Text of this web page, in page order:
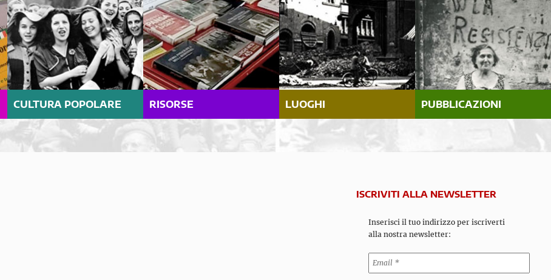
CULTURA POPOLARE RISORSE LUOGHI PUBBLICAZIONI
ISCRIVITI ALLA NEWSLETTER
Inserisci il tuo indirizzo per iscriverti
alla nostra newsletter: